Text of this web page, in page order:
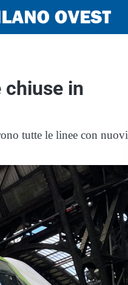
in
tutte le linee con nuovi